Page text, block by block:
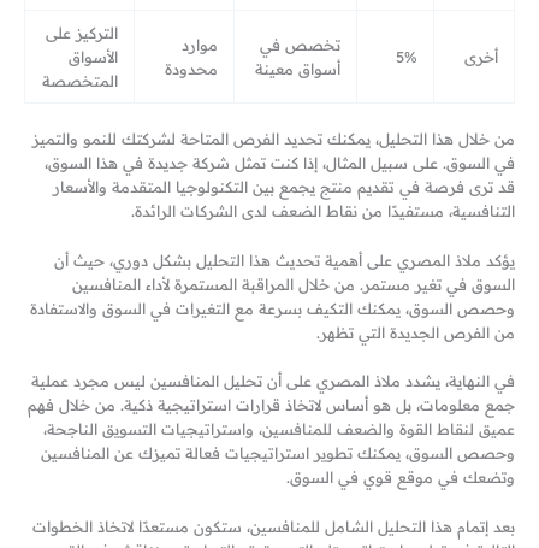
أخرى 5%
تخصص في
أسواق معينة
موارد
محدودة
التركيز على
الأسواق
المتخصصة
من خلال هذا التحليل، يمكنك تحديد الفرص المتاحة لشركتك للنمو والتميز
في السوق. على سبيل المثال، إذا كنت تمثل شركة جديدة في هذا السوق،
قد ترى فرصة في تقديم منتج يجمع بين التكنولوجيا المتقدمة والأسعار
التنافسية، مستفيدًا من نقاط الضعف لدى الشركات الرائدة.
يؤكد ملاذ المصري على أهمية تحديث هذا التحليل بشكل دوري، حيث أن
السوق في تغير مستمر. من خلال المراقبة المستمرة لأداء المنافسين
وحصص السوق، يمكنك التكيف بسرعة مع التغيرات في السوق والاستفادة
من الفرص الجديدة التي تظهر.
في النهاية، يشدد ملاذ المصري على أن تحليل المنافسين ليس مجرد عملية
جمع معلومات، بل هو أساس لاتخاذ قرارات استراتيجية ذكية. من خلال فهم
عميق لنقاط القوة والضعف للمنافسين، واستراتيجيات التسويق الناجحة،
وحصص السوق، يمكنك تطوير استراتيجيات فعالة تميزك عن المنافسين
وتضعك في موقع قوي في السوق.
بعد إتمام هذا التحليل الشامل للمنافسين، ستكون مستعدًا لاتخاذ الخطوات